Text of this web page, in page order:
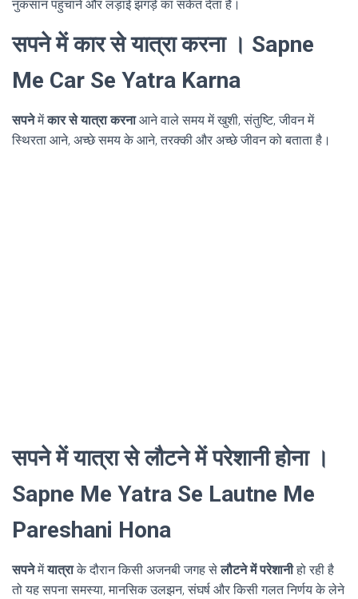
नुकसान पहुंचाने और लड़ाई झगड़े का संकेत देता है।
सपने में कार से यात्रा करना । Sapne
Me Car Se Yatra Karna
सपनेमेंकार से यात्रा करनाआने वाले समय में खुशी, संतुष्टि, जीवन में
स्थिरता आने, अच्छे समय के आने, तरक्की और अच्छे जीवन को बताता है।
सपने में यात्रा से लौटने में परेशानी होना ।
Sapne Me Yatra Se Lautne Me
Pareshani Hona
सपनेमेंयात्राके दौरान किसी अजनबी जगह सेलौटने में परेशानीहो रही है
तो यह सपना समस्या, मानसिक उलझन, संघर्ष और किसी गलत निर्णय के लेने